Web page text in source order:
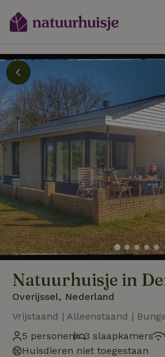
Natuurhuisje in
Overijssel, Nederland
Vrijstaand | Alleenstaand |
5 personen
3 slaapkamers
Huisdieren niet toegestaan